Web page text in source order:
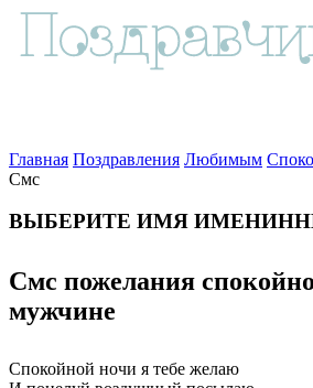
Главная Поздравления Любимым
Смс
ВЫБЕРИТЕ ИМЯ
Смс пожелания
мужчине
Спокойной ночи я тебе желаю